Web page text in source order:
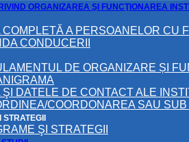
ORGANIZAREA ŞI FUNCŢIONAREA
COMPLETĂ A PERSOANELOR CU
CONDUCERII
DE ORGANIZARE ȘI
ŞI DATELE DE CONTACT ALE
COORDONAREA SAU
ŞI STRATEGII